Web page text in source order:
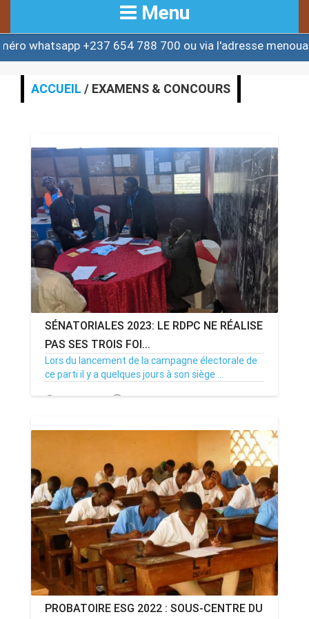
Menu
ACCUEIL
ACTUALITE
ALERTE
ANNONCE
ART & CULTURE & TRADITION
ASSAINISSEMENT
BREAKING-NEWS
CAMEROUN
PLUS
+237 654 788 700 ou via l'adresse
ACCUEIL / EXAMENS & CONCOURS
SÉNATORIALES 2023: LE RDPC NE RÉALISE
PAS SES TROIS FOI...
Lors du lancement de la campagne électorale de
ce parti il y a quelques jours à son siège ...
12/03/23 Par MenouActu 0
PROBATOIRE ESG 2022 : SOUS-CENTRE DU